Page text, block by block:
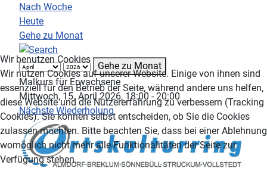
Nach Woche
Heute
Gehe zu Monat
Gehe zu Monat
Malkurs für Erwachsene
Mittwoch, 15. April 2026, 18:00 - 20:00
Nächste Wiederholung
Wir benutzen Cookies
Wir nutzen Cookies auf unserer Website. Einige von ihnen sind
essenziell für den Betrieb der Seite, während andere uns helfen,
diese Website und die Nutzererfahrung zu verbessern (Tracking
Cookies). Sie können selbst entscheiden, ob Sie die Cookies
zulassen möchten. Bitte beachten Sie, dass bei einer Ablehnung
womöglich nicht mehr alle Funktionalitäten der Seite zur
Verfügung stehen.